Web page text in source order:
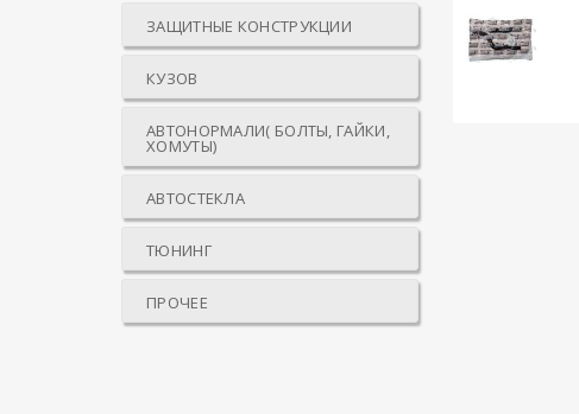
ЗАЩИТНЫЕ КОНСТРУКЦИИ
КУЗОВ
АВТОНОРМАЛИ( БОЛТЫ, ГАЙКИ,
ХОМУТЫ)
АВТОСТЕКЛА
ТЮНИНГ
ПРОЧЕЕ